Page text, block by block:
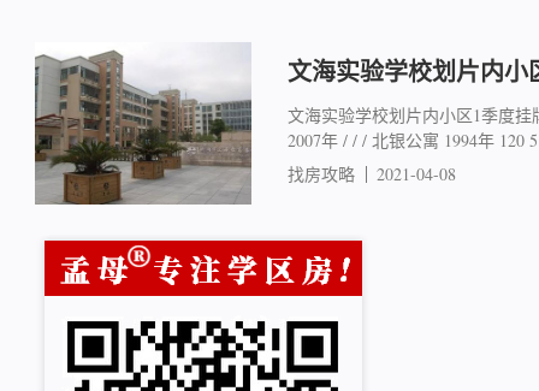
文海实验学校划片内小
文海实验学校划片内小区1季度
2007年 / / / 北银公寓 1994年 120
找房攻略
2021-04-08